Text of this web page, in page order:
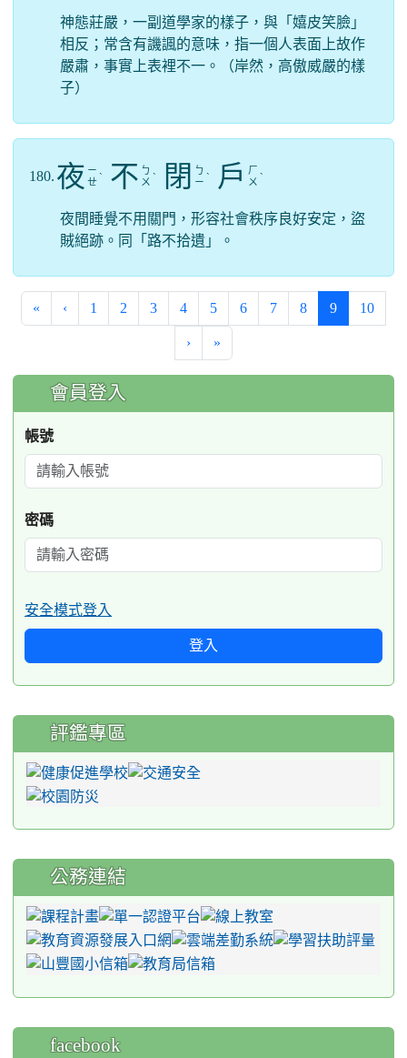
神態莊嚴，一副道學家的樣子，與「嬉皮笑臉」
相反；常含有譏諷的意味，指一個人表面上故作
嚴肅，事實上表裡不一。（岸然，高傲威嚴的樣
子）
180. 夜 ㄧ
ㄝˋ 不 ㄅ
ㄨ ˋ 閉
ㄅ
ㄧ ˋ 戶
ㄏ
ㄨ ˋ
夜間睡覺不用關門，形容社會秩序良好安定，盜
賊絕跡。同「路不拾遺」。
« ‹ 1 2 3 4 5 6 7 8 9(current)
10
› »
:::
會員登入
帳號
密碼
安全模式登入
登入
評鑑專區
公務連結
facebook